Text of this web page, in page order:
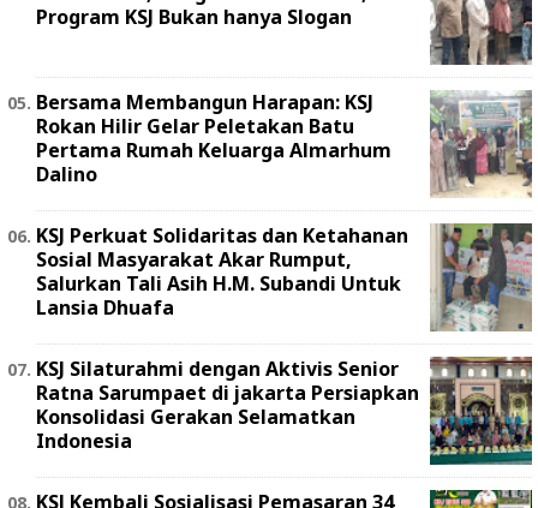
Program KSJ Bukan hanya Slogan
Bersama Membangun Harapan: KSJ
Rokan Hilir Gelar Peletakan Batu
Pertama Rumah Keluarga Almarhum
Dalino
KSJ Perkuat Solidaritas dan Ketahanan
Sosial Masyarakat Akar Rumput,
Salurkan Tali Asih H.M. Subandi Untuk
Lansia Dhuafa
KSJ Silaturahmi dengan Aktivis Senior
Ratna Sarumpaet di jakarta Persiapkan
Konsolidasi Gerakan Selamatkan
Indonesia
KSJ Kembali Sosialisasi Pemasaran 34